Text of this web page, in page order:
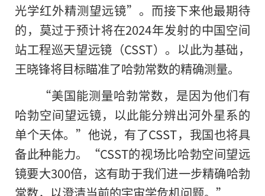
光学红外精测望远镜”。而接下来他最期待
的，莫过于预计将在2024年发射的中国空间
站工程巡天望远镜（CSST）。以此为基础，
王晓锋将目标瞄准了哈勃常数的精确测量。
“美国能测量哈勃常数，是因为他们有
哈勃空间望远镜，以此能分辨出河外星系的
单个天体。”他说，有了CSST，我国也将具
备此种能力。“CSST的视场比哈勃空间望远
镜要大300倍，这有助于我们进一步精确哈勃
常数，以澄清当前的宇宙学危机问题。”